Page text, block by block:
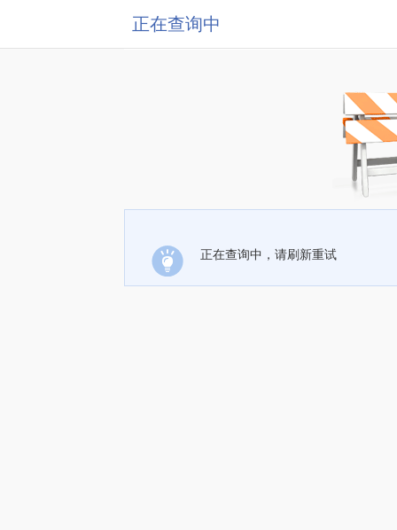
正在查询中
正在查询中，请刷新重试